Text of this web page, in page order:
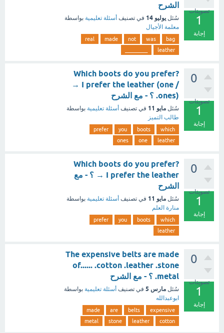
تصويتات
1
إجابة
الشرح
سُئل يوليو 14 في تصنيف أسئلة تعليمية بواسطة
معلمة الأجيال
bag
was
not
made
real
leather
0
تصويتات
1
إجابة
Which boots do you prefer?
→ I prefer the leather (one /
ones). ؟ - مع الشرح
سُئل مايو 11 في تصنيف أسئلة تعليمية بواسطة
طالب التميز
which
boots
you
prefer
leather
one
ones
0
تصويتات
1
إجابة
Which boots do you prefer?
→ I prefer the leather ؟ - مع
الشرح
سُئل مايو 11 في تصنيف أسئلة تعليمية بواسطة
منارة العلم
which
boots
you
prefer
leather
0
تصويتات
1
إجابة
The expensive belts are made
of...... .cotton .leather .stone
.metal ؟ - مع الشرح
سُئل مارس 5 في تصنيف أسئلة تعليمية بواسطة
ابوعبدالله
expensive
belts
are
made
cotton
leather
stone
metal